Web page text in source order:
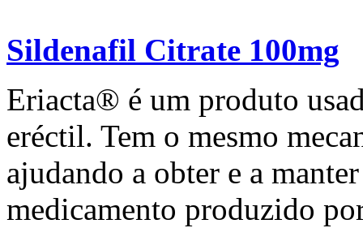
Sildenafil Citrate 100mg
Eriacta® é um produto
eréctil. Tem o mesmo
ajudando a obter e a
medicamento produzido